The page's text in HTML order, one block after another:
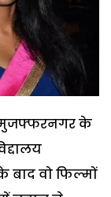
मुजफ्फरनगर के
बाद वो फिल्मों